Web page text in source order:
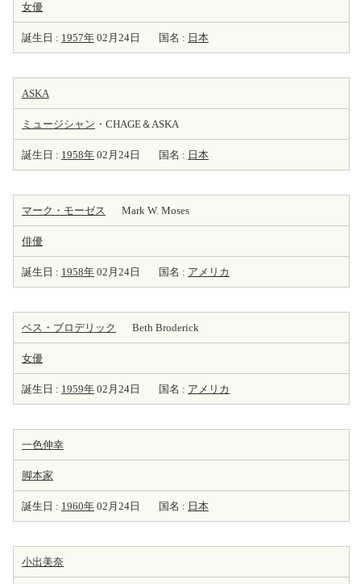
女優
誕生日 : 1957年 02月24日 国名 : 日本
ASKA
ミュージシャン ・CHAGE＆ASKA
誕生日 : 1958年 02月24日 国名 : 日本
マーク・モーゼス Mark W. Moses
俳優
誕生日 : 1958年 02月24日 国名 : アメリカ
ベス・ブロデリック Beth Broderick
女優
誕生日 : 1959年 02月24日 国名 : アメリカ
一色伸幸
脚本家
誕生日 : 1960年 02月24日 国名 : 日本
小出美奈